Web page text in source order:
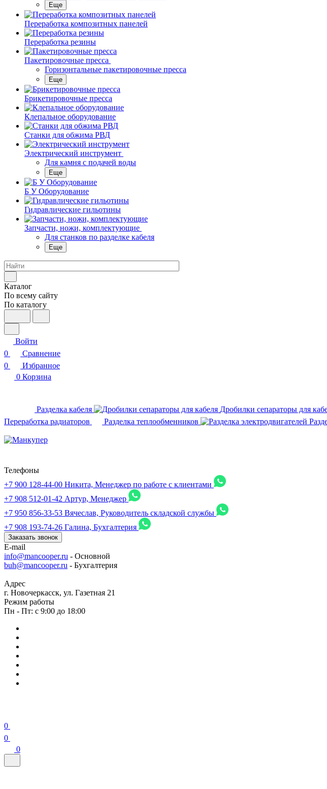
Еще
Переработка композитных панелей
Переработка резины
Пакетировочные пресса
Горизонтальные пакетировочные пресса
Еще
Брикетировочные пресса
Клепальное оборудование
Станки для обжима РВД
Электрический инструмент
Для камня с подачей воды
Еще
Б У Оборудование
Гидравлические гильотины
Запчасти, ножи, комплектующие
Для станков по разделке кабеля
Еще
Каталог
По всему сайту
По каталогу
Войти
0
Сравнение
0
Избранное
0 Корзина
Разделка кабеля Дробилки сепараторы для
Переработка радиаторов
Разделка теплообменников
Телефоны
+7 900 128-44-00 Никита, Менеджер по работе с клиентами
+7 908 512-01-42 Артур, Менеджер
+7 950 856-33-53 Вячеслав, Руководитель складской службы
+7 908 193-74-26 Галина, Бухгалтерия
Заказать звонок
E-mail
info@mancooper.ru - Основной
buh@mancooper.ru - Бухгалтерия
Адрес
г. Новочеркасск, ул. Газетная 21
Режим работы
Пн - Пт: с 9:00 до 18:00
0
0
0